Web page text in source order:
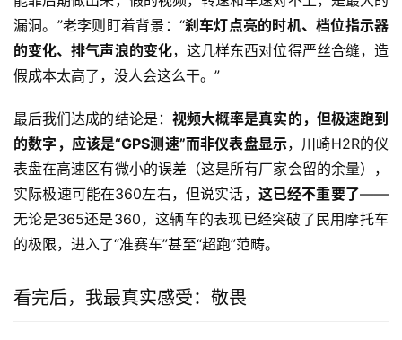
漏洞。”老李则盯着背景：“刹车灯点亮的时机、档位指示器
的变化、排气声浪的变化，这几样东西对位得严丝合缝，造
假成本太高了，没人会这么干。”
最后我们达成的结论是： 视频大概率是真实的，但极速跑到
的数字，应该是“GPS测速”而非仪表盘显示，川崎H2R的仪
表盘在高速区有微小的误差（这是所有厂家会留的余量），
实际极速可能在360左右，但说实话， 这已经不重要了——
无论是365还是360，这辆车的表现已经突破了民用摩托车
的极限，进入了“准赛车”甚至“超跑”范畴。
看完后，我最真实感受：敬畏